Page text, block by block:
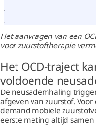
Het aanvragen van een
voor zuurstoftherapie
Het OCD-traject
voldoende
De neusademhaling
afgeven van zuurstof. Voor
demand mobiele
eerste meting altijd samen